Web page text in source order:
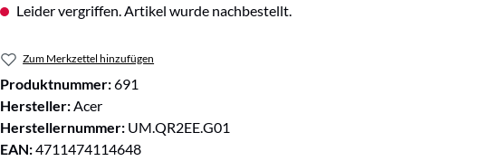
Leider vergriffen. Artikel wurde nachbestellt.
Zum Merkzettel hinzufügen
Produktnummer:691
Hersteller:Acer
Herstellernummer: UM.QR2EE.G01
EAN:4711474114648